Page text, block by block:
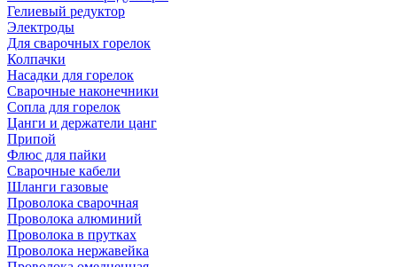
Гелиевый редуктор
Электроды
Для сварочных горелок
Колпачки
Насадки для горелок
Сварочные наконечники
Сопла для горелок
Цанги и держатели цанг
Припой
Флюс для пайки
Сварочные кабели
Шланги газовые
Проволока сварочная
Проволока алюминий
Проволока в прутках
Проволока нержавейка